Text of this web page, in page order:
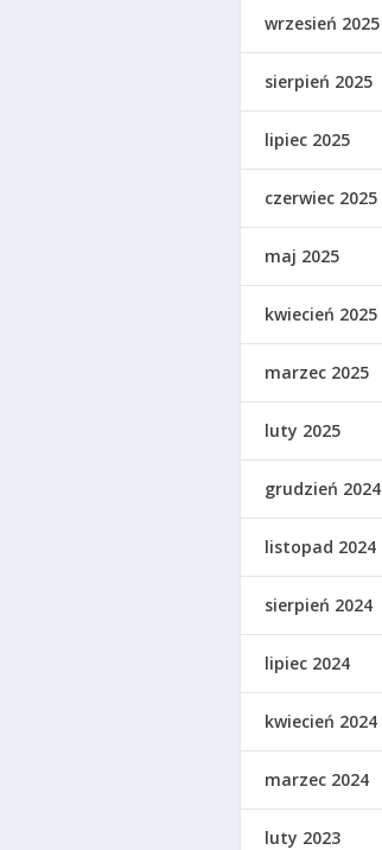
wrzesień 2025
sierpień 2025
lipiec 2025
czerwiec 2025
maj 2025
kwiecień 2025
marzec 2025
luty 2025
grudzień 2024
listopad 2024
sierpień 2024
lipiec 2024
kwiecień 2024
marzec 2024
luty 2023